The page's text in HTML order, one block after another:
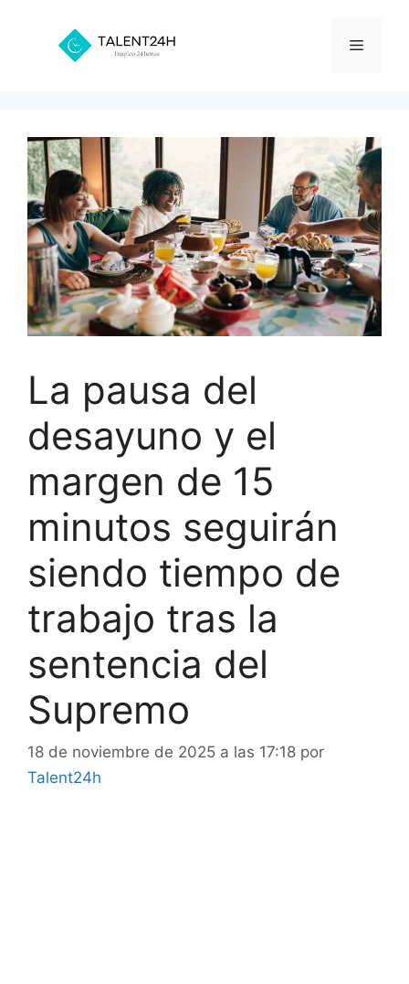
contenido
Menú
La pausa del
desayuno y el
margen de 15
minutos seguirán
siendo tiempo de
trabajo tras la
sentencia del
Supremo
18 de noviembre de 2025 a las 17:18 por
Talent24h